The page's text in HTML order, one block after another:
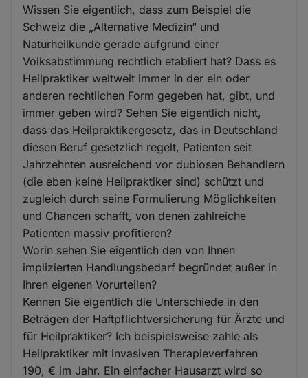
Wissen Sie eigentlich, dass zum Beispiel die
Schweiz die „Alternative Medizin“ und
Naturheilkunde gerade aufgrund einer
Volksabstimmung rechtlich etabliert hat? Dass es
Heilpraktiker weltweit immer in der ein oder
anderen rechtlichen Form gegeben hat, gibt, und
immer geben wird? Sehen Sie eigentlich nicht,
dass das Heilpraktikergesetz, das in Deutschland
diesen Beruf gesetzlich regelt, Patienten seit
Jahrzehnten ausreichend vor dubiosen Behandlern
(die eben keine Heilpraktiker sind) schützt und
zugleich durch seine Formulierung Möglichkeiten
und Chancen schafft, von denen zahlreiche
Patienten massiv profitieren?
Worin sehen Sie eigentlich den von Ihnen
implizierten Handlungsbedarf begründet außer in
Ihren eigenen Vorurteilen?
Kennen Sie eigentlich die Unterschiede in den
Beträgen der Haftpflichtversicherung für Ärzte und
für Heilpraktiker? Ich beispielsweise zahle als
Heilpraktiker mit invasiven Therapieverfahren
190, € im Jahr. Ein einfacher Hausarzt wird so